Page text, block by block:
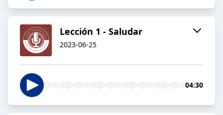
Lección 1 - Saludar
2023-06-25
04:30